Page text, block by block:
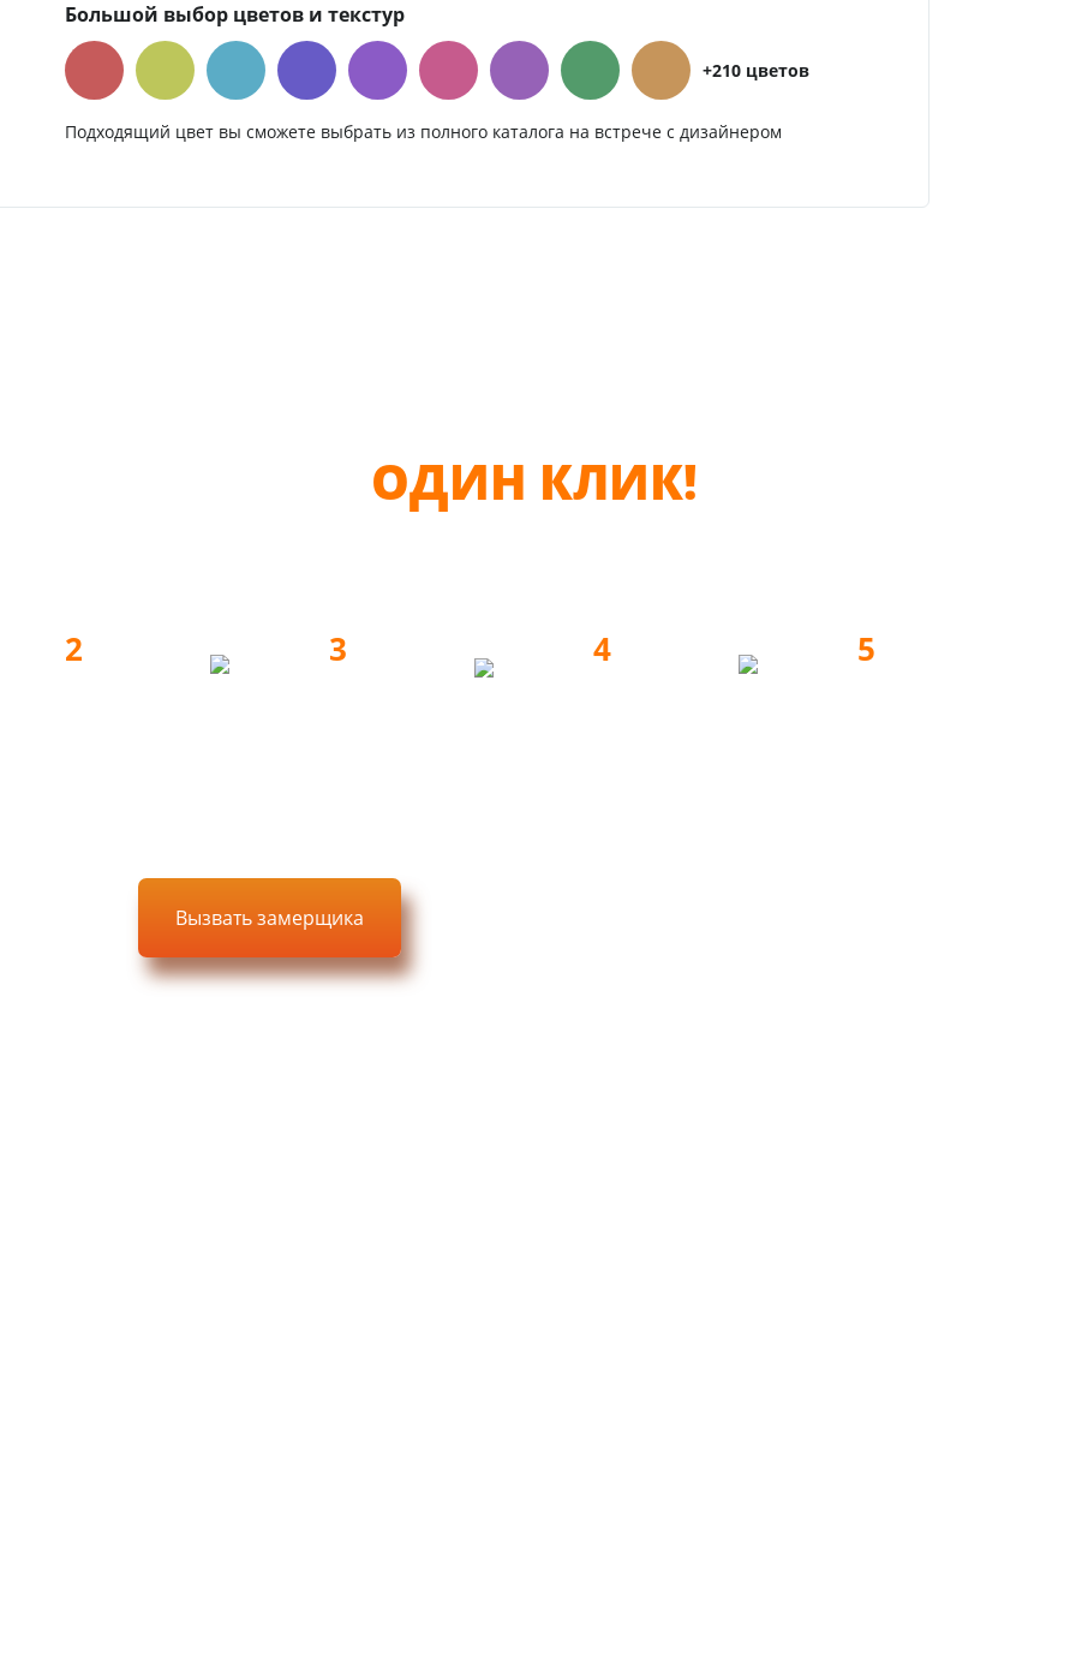
Большой выбор цветов и текстур
+210 цветов
Подходящий цвет вы сможете выбрать из полного каталога на встрече с дизайнером
ОДИН КЛИК!
2 3 4 5
Вызвать замерщика